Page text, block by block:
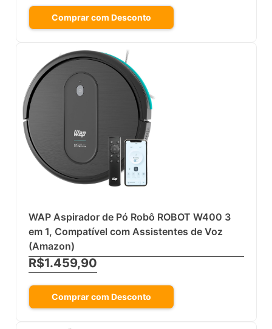
Comprar com Desconto
WAP Aspirador de Pó Robô ROBOT W400 3
em 1, Compatível com Assistentes de Voz
(Amazon)
R$1.459,90
Comprar com Desconto